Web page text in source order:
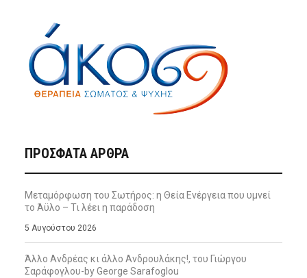
ΠΡΌΣΦΑΤΑ ΆΡΘΡΑ
Μεταμόρφωση του Σωτήρος: η Θεία Ενέργεια που υμνεί
το Άϋλο – Τι λέει η παράδοση
5 Αυγούστου 2026
Άλλο Ανδρέας κι άλλο Ανδρουλάκης!, του Γιώργου
Σαράφογλου-by George Sarafoglou